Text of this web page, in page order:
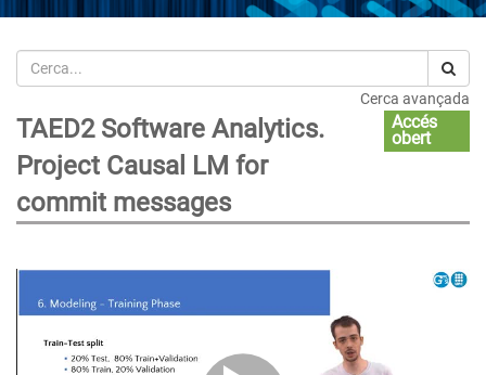
Cerca
Cerca avançada
TAED2 Software Analytics.
Project Causal LM for
commit messages
Accés
obert